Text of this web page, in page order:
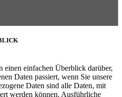
einen einfachen Überblick darüber,
Daten passiert, wenn Sie unsere
Daten sind alle Daten, mit
werden können. Ausführliche